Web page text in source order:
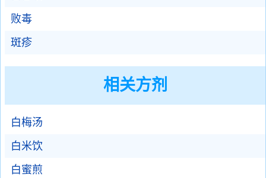
败毒
斑疹
相关方剂
白梅汤
白米饮
白蜜煎